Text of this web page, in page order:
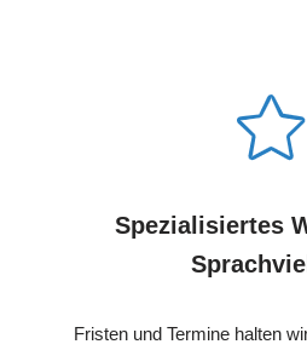
Spezialisiertes
Fristen und Termine halten